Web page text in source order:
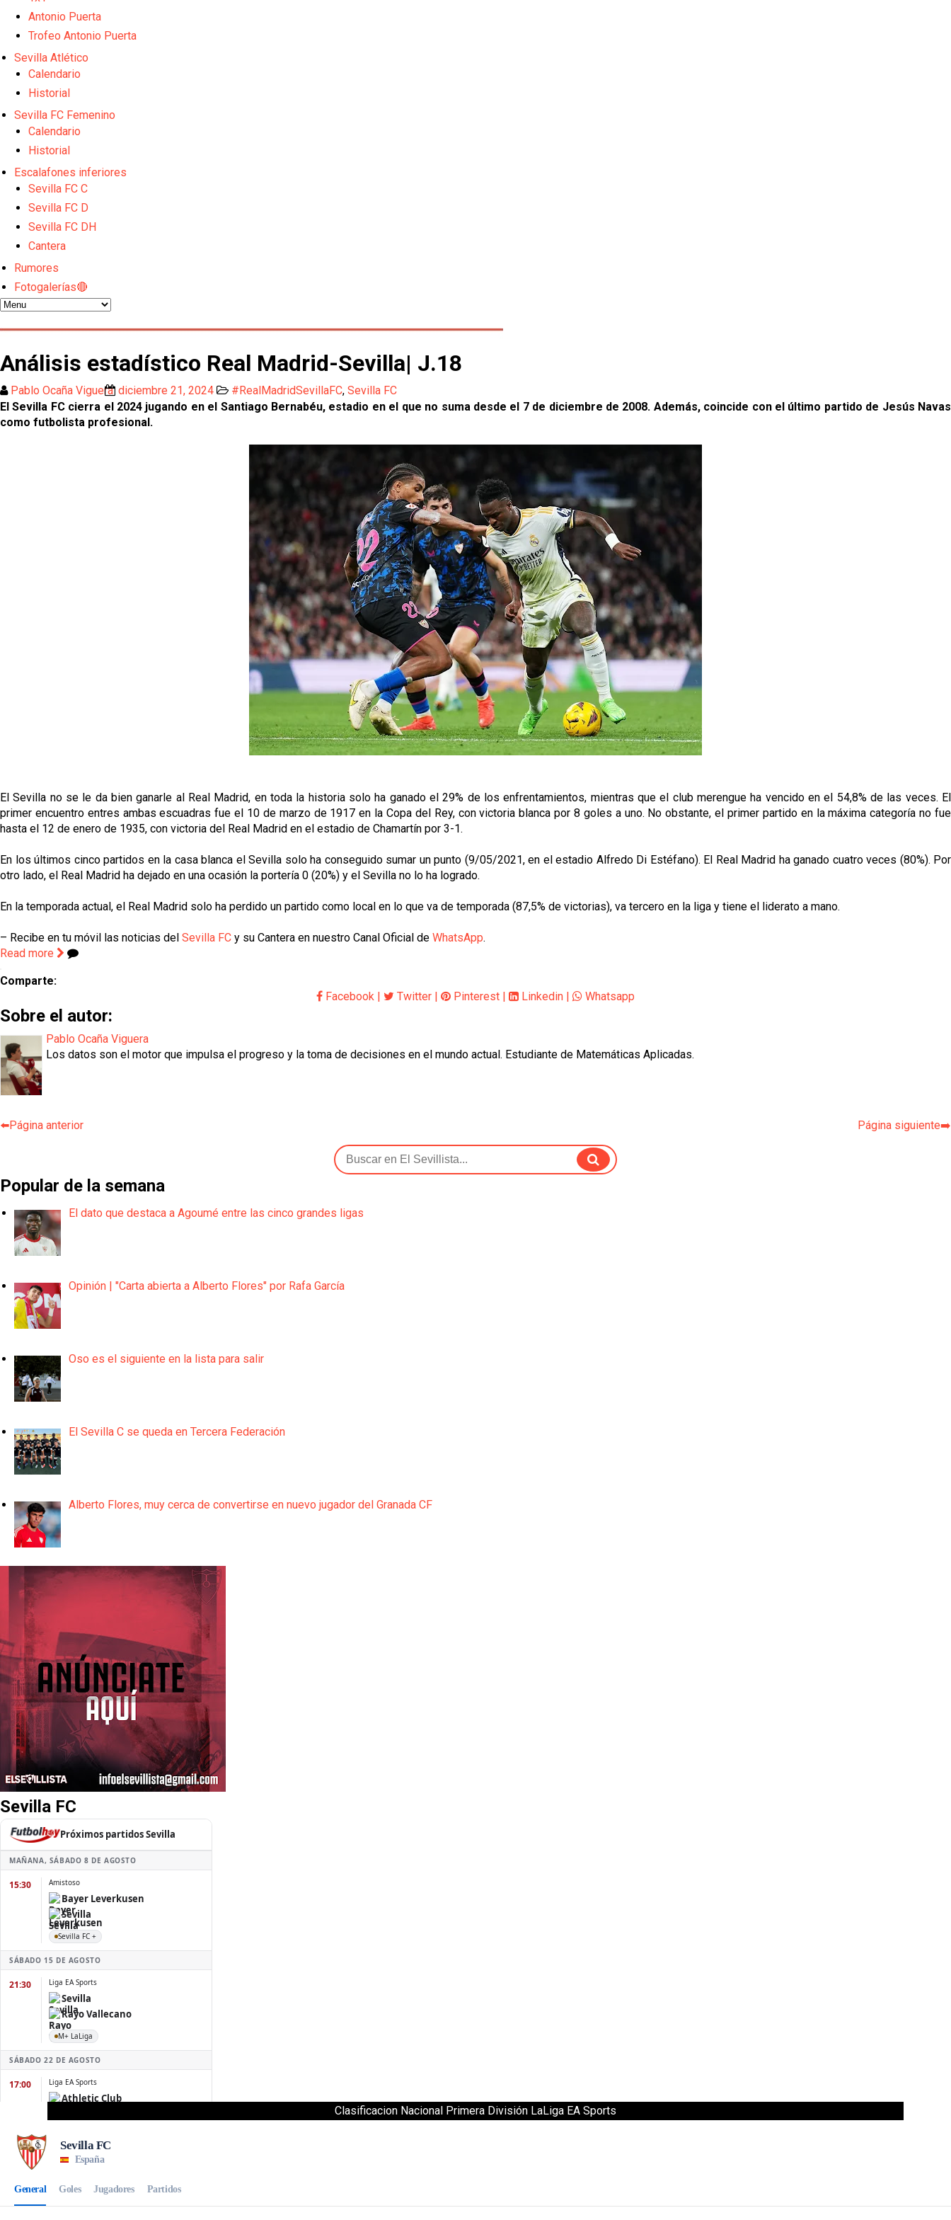
Opinión | "Carta abierta a Alberto Flores" por Rafa García
El Sevilla oficializa el traspaso de Sow
Diomande ya es madridista mientras Rodri agita el mercado
Antonio Puerta
Trofeo Antonio Puerta
Sevilla Atlético
Calendario
Historial
Sevilla FC Femenino
Calendario
Historial
Escalafones inferiores
Sevilla FC C
Sevilla FC D
Sevilla FC DH
Cantera
Rumores
Fotogalerías🔴
Análisis estadístico Real Madrid-Sevilla| J.18
Pablo Ocaña Viguera diciembre 21, 2024 #RealMadridSevillaFC, Sevilla FC
El Sevilla FC cierra el 2024 jugando en el Santiago Bernabéu, estadio en el que no suma desde el 7 de diciembre de 2008. Además, coincide con el último partido de Jesús Navas
como futbolista profesional.
El Sevilla no se le da bien ganarle al Real Madrid, en toda la historia solo ha ganado el 29% de los enfrentamientos, mientras que el club merengue ha vencido en el 54,8% de las veces. El
primer encuentro entres ambas escuadras fue el 10 de marzo de 1917 en la Copa del Rey, con victoria blanca por 8 goles a uno. No obstante, el primer partido en la máxima categoría no fue
hasta el 12 de enero de 1935, con victoria del Real Madrid en el estadio de Chamartín por 3-1.
En los últimos cinco partidos en la casa blanca el Sevilla solo ha conseguido sumar un punto (9/05/2021, en el estadio Alfredo Di Estéfano). El Real Madrid ha ganado cuatro veces (80%). Por
otro lado, el Real Madrid ha dejado en una ocasión la portería 0 (20%) y el Sevilla no lo ha logrado.
En la temporada actual, el Real Madrid solo ha perdido un partido como local en lo que va de temporada (87,5% de victorias), va tercero en la liga y tiene el liderato a mano.
– Recibe en tu móvil las noticias del Sevilla FC y su Cantera en nuestro Canal Oficial de WhatsApp.
Read more
Comparte:
Facebook | Twitter | Pinterest | Linkedin | Whatsapp
Sobre el autor:
Pablo Ocaña Viguera
Los datos son el motor que impulsa el progreso y la toma de decisiones en el mundo actual. Estudiante de Matemáticas Aplicadas.
⬅️Página anterior Página siguiente➡️
Popular de la semana
El dato que destaca a Agoumé entre las cinco grandes ligas
Opinión | "Carta abierta a Alberto Flores" por Rafa García
Oso es el siguiente en la lista para salir
El Sevilla C se queda en Tercera Federación
Alberto Flores, muy cerca de convertirse en nuevo jugador del Granada CF
Sevilla FC
Clasificacion Nacional Primera División LaLiga EA Sports